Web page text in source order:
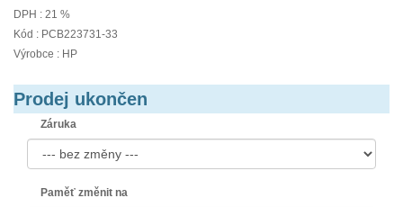
DPH : 21 %
Kód : PCB223731-33
Výrobce : HP
Prodej ukončen
Záruka
Paměť změnit na